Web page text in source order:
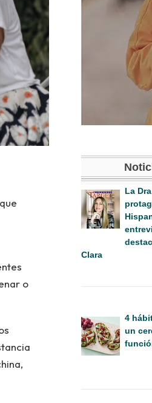
o
La
Clara
4
un